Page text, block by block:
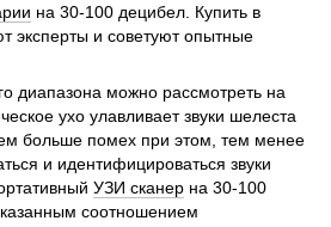
на 30-100 децибел. Купить в
эксперты и советуют опытные
диапазона можно рассмотреть на
ухо улавливает звуки шелеста
больше помех при этом, тем менее
и идентифицироваться звуки
УЗИ сканер на 30-100
соотношением